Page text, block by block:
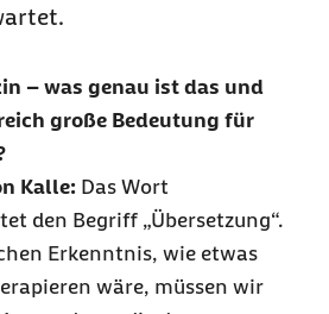
– was genau ist das und
große Bedeutung für
Kalle: Das Wort
den Begriff „Übersetzung“.
Erkenntnis, wie etwas
wäre, müssen wir